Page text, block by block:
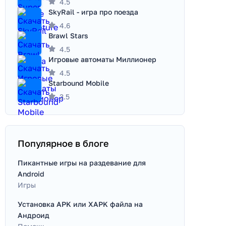
SkyRail - игра про поезда
4.6
Brawl Stars
4.5
Игровые автоматы Миллионер
4.5
Starbound Mobile
3.5
Популярное в блоге
Пикантные игры на раздевание для
Android
Игры
Установка APK или XAPK файла на
Андроид